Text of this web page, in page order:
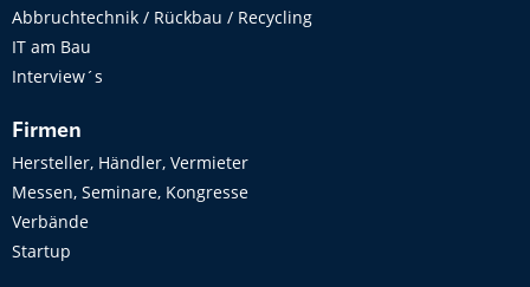
Abbruchtechnik / Rückbau / Recycling
IT am Bau
Interview´s
Firmen
Hersteller, Händler, Vermieter
Messen, Seminare, Kongresse
Verbände
Startup